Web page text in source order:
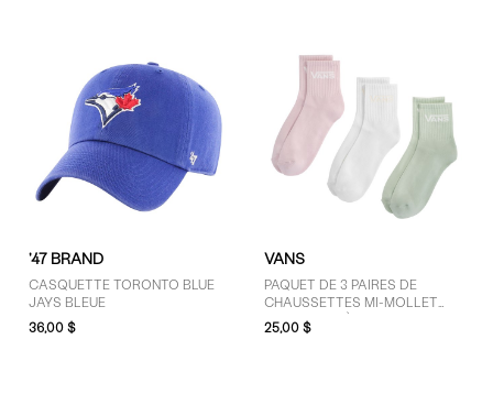
'47 BRAND
CASQUETTE TORONTO BLUE
JAYS BLEUE
36,00 $
VANS
PAQUET DE 3 PAIRES DE
CHAUSSETTES MI-MOLLET
CLASSIC CRÈME, ROSES ET
VERTES
25,00 $